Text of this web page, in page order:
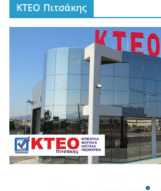
ΚΤΕΟ Πιτσάκης